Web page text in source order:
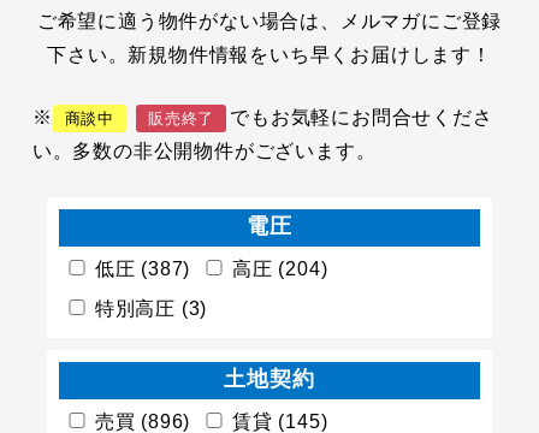
ご希望に適う物件がない場合は、メルマガにご登録
下さい。新規物件情報をいち早くお届けします！
※ 商談中 販売終了
でもお気軽にお問合せくださ
い。多数の非公開物件がございます。
電圧
低圧 (387)
高圧 (204)
特別高圧 (3)
土地契約
売買 (896) 賃貸 (145)